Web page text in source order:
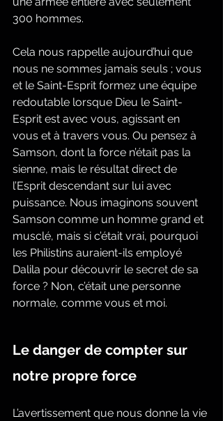
300 hommes.
Cela nous rappelle aujourd’hui que
nous ne sommes jamais seuls ; vous
et le Saint-Esprit formez une équipe
redoutable lorsque Dieu le Saint-
Esprit est avec vous, agissant en
vous et à travers vous. Ou pensez à
Samson, dont la force n’était pas la
sienne, mais le résultat direct de
l’Esprit descendant sur lui avec
puissance. Nous imaginons souvent
Samson comme un homme grand et
musclé, mais si c’était vrai, pourquoi
les Philistins auraient-ils employé
Dalila pour découvrir le secret de sa
force ? Non, c’était une personne
normale, comme vous et moi.
Le danger de compter sur
notre propre force
L’avertissement que nous donne la vie